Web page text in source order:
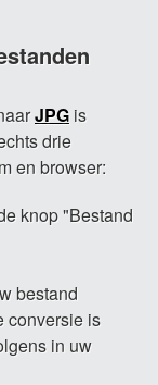
JPG is
drie
en browser:
knop "Bestand
bestand
conversie is
in uw